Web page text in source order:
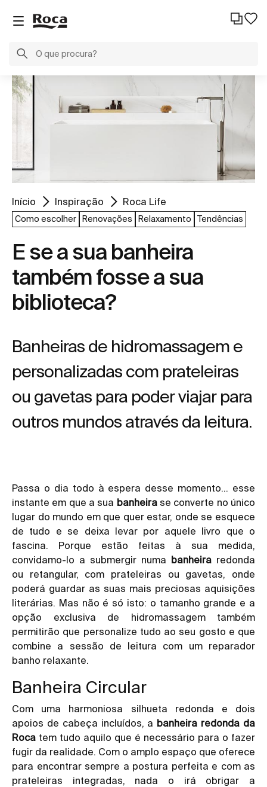
Início Inspiração Roca Life
Como escolher Renovações Relaxamento Tendências
E se a sua banheira
também fosse a sua
biblioteca?
Banheiras de hidromassagem e
personalizadas com prateleiras
ou gavetas para poder viajar para
outros mundos através da leitura.
Passa o dia todo à espera desse momento… esse
instante em que a sua banheirase converte no único
lugar do mundo em que quer estar, onde se esquece
de tudo e se deixa levar por aquele livro que o
fascina. Porque estão feitas à sua medida,
convidamo-lo a submergir numa banheira redonda
ou retangular, com prateleiras ou gavetas, onde
poderá guardar as suas mais preciosas aquisições
literárias. Mas não é só isto: o tamanho grande e a
opção exclusiva de hidromassagem também
permitirão que personalize tudo ao seu gosto e que
combine a sessão de leitura com um reparador
banho relaxante.
Banheira Circular
Com uma harmoniosa silhueta redonda e dois
apoios de cabeça incluídos, a banheira redonda da
Roca tem tudo aquilo que é necessário para o fazer
fugir da realidade. Com o amplo espaço que oferece
para encontrar sempre a postura perfeita e com as
prateleiras integradas, nada o irá obrigar a